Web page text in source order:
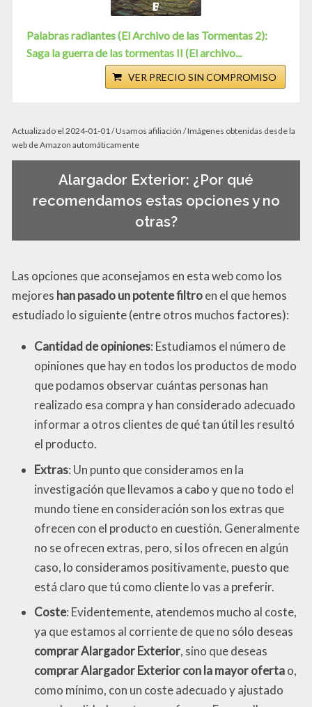
Palabras radiantes (El Archivo de las Tormentas 2):
Saga la guerra de las tormentas II (El archivo...
VER PRECIO SIN COMPROMISO
Actualizado el 2024-01-01 / Usamos afiliación / Imágenes obtenidas desde la
web de Amazon automáticamente
Alargador Exterior: ¿Por qué
recomendamos estas opciones y no
otras?
Las opciones que aconsejamos en esta web como los
mejores han pasado un potente filtroen el que hemos
estudiado lo siguiente (entre otros muchos factores):
Cantidad de opiniones: Estudiamos el número de
opiniones que hay en todos los productos de modo
que podamos observar cuántas personas han
realizado esa compra y han considerado adecuado
informar a otros clientes de qué tan útil les resultó
el producto.
Extras: Un punto que consideramos en la
investigación que llevamos a cabo y que no todo el
mundo tiene en consideración son los extras que
ofrecen con el producto en cuestión. Generalmente
no se ofrecen extras, pero, si los ofrecen en algún
caso, lo consideramos positivamente, puesto que
está claro que tú como cliente lo vas a preferir.
Coste: Evidentemente, atendemos mucho al coste,
ya que estamos al corriente de que no sólo deseas
comprar Alargador Exterior, sino que deseas
comprar Alargador Exterior con la mayor ofertao,
como mínimo, con un coste adecuado y ajustado